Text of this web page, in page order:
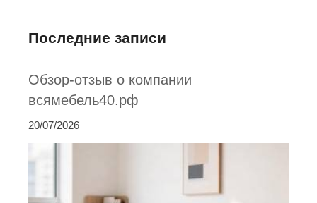
Последние записи
Обзор-отзыв о компании
всямебель40.рф
20/07/2026